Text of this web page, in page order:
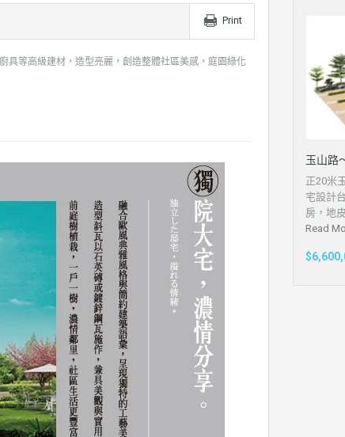
Print
具等高級建材，造型亮麗，創造整體社區美感，庭園綠化
玉山路
正20米
宅設計
房，地
Read